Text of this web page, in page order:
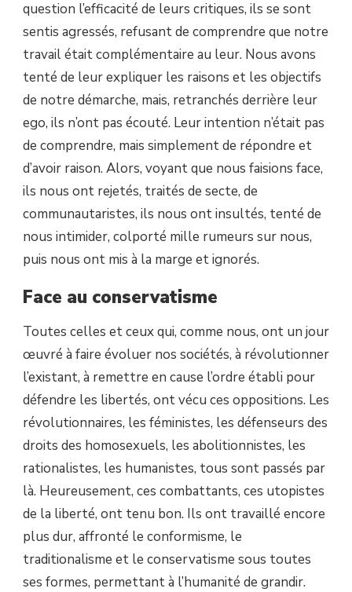
question l’efficacité de leurs critiques, ils se sont
sentis agressés, refusant de comprendre que notre
travail était complémentaire au leur. Nous avons
tenté de leur expliquer les raisons et les objectifs
de notre démarche, mais, retranchés derrière leur
ego, ils n’ont pas écouté. Leur intention n’était pas
de comprendre, mais simplement de répondre et
d’avoir raison. Alors, voyant que nous faisions face,
ils nous ont rejetés, traités de secte, de
communautaristes, ils nous ont insultés, tenté de
nous intimider, colporté mille rumeurs sur nous,
puis nous ont mis à la marge et ignorés.
Face au conservatisme
Toutes celles et ceux qui, comme nous, ont un jour
œuvré à faire évoluer nos sociétés, à révolutionner
l’existant, à remettre en cause l’ordre établi pour
défendre les libertés, ont vécu ces oppositions. Les
révolutionnaires, les féministes, les défenseurs des
droits des homosexuels, les abolitionnistes, les
rationalistes, les humanistes, tous sont passés par
là. Heureusement, ces combattants, ces utopistes
de la liberté, ont tenu bon. Ils ont travaillé encore
plus dur, affronté le conformisme, le
traditionalisme et le conservatisme sous toutes
ses formes, permettant à l’humanité de grandir.